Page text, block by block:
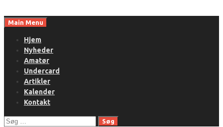
toMain Menu
Hjem
Nyheder
Amatør
Undercard
Artikler
Kalender
Kontakt
Søg